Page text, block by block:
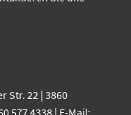
Str. 22 | 3860